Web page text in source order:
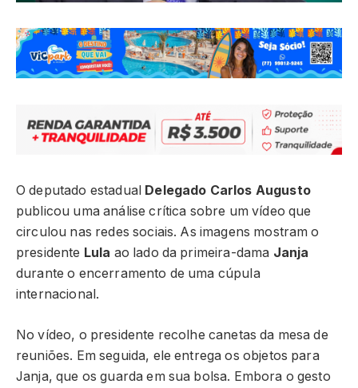
O deputado estadual
Delegado Carlos Augusto
publicou uma análise crítica sobre um vídeo que
circulou nas redes sociais. As imagens mostram o
presidente Lula ao lado da primeira-dama Janja
durante o encerramento de uma cúpula
internacional.
No vídeo, o presidente recolhe canetas da mesa de
reuniões. Em seguida, ele entrega os objetos para
Janja, que os guarda em sua bolsa. Embora o gesto